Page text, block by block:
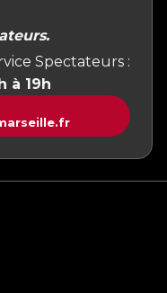
Spectateurs :
à 19h